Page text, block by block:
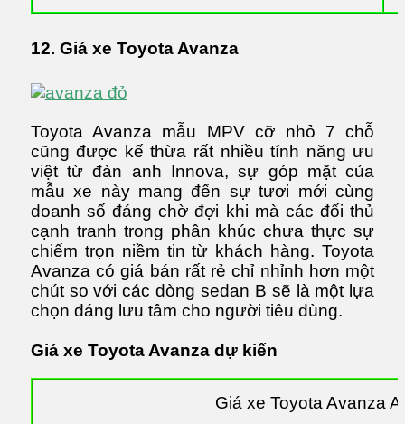
12. Giá xe Toyota Avanza
Toyota Avanza mẫu MPV cỡ nhỏ 7 chỗ
cũng được kế thừa rất nhiều tính năng ưu
việt từ đàn anh Innova, sự góp mặt của
mẫu xe này mang đến sự tươi mới cùng
doanh số đáng chờ đợi khi mà các đối thủ
cạnh tranh trong phân khúc chưa thực sự
chiếm trọn niềm tin từ khách hàng. Toyota
Avanza có giá bán rất rẻ chỉ nhỉnh hơn một
chút so với các dòng sedan B sẽ là một lựa
chọn đáng lưu tâm cho người tiêu dùng.
Giá xe Toyota Avanza dự kiến
Giá xe Toyota Avanza